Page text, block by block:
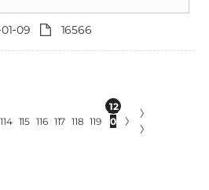
09 16566
114 115 116 117 118 119
12
0
〉
〉
〉